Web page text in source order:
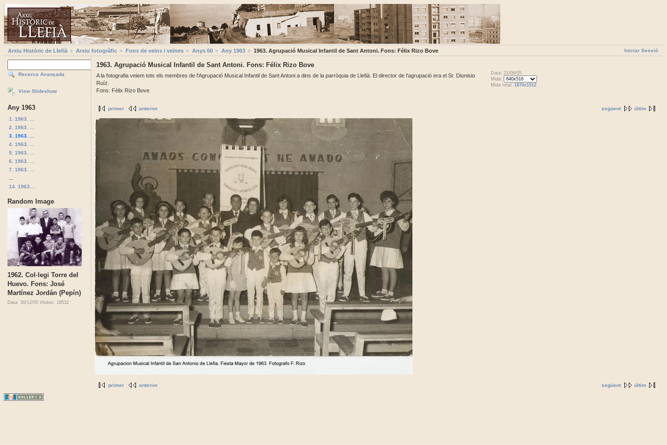
Iniciar Sessió
Arxiu Històric de Llefià Arxiu fotogràfic Fons de veïns i veïnes Anys 60 Any 1963 1963. Agrupació Musical Infantil de Sant Antoni. Fons: Félix Rizo Bove
Recerca Avançada
View Slideshow
Any 1963
1. 1963. ...
2. 1963. ...
3. 1963. ...
4. 1963. ...
5. 1963. ...
6. 1963. ...
7. 1963. ...
14. 1963....
Random Image
1962. Col·legi Torre del
Huevo. Fons: José
Martínez Jordán (Pepín)
Data: 30/12/05 Visites: 18532
1963. Agrupació Musical Infantil de Sant Antoni. Fons: Félix Rizo Bove
A la fotografia veiem tots els membres de l'Agrupació Musical Infantil de Sant Antoni a dins de la parròquia de Llefià. El director de l'agrupació era el Sr. Dionisio
Ruíz.
Fons: Félix Rizo Bove
Data: 21/06/05
Mida:
Mida total: 1876x1512
següent últim
primer anterior
següent últim
primer anterior